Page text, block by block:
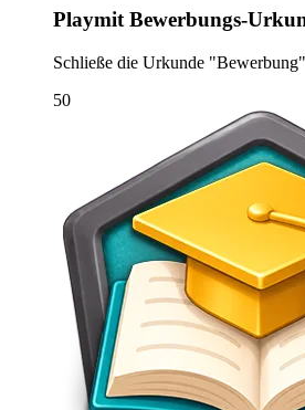
Playmit Bewerbungs-
Schließe die Urkunde
50